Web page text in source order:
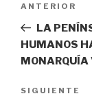
entradas
Entrada
anterior:
ANTERIOR
LA
HUMANOS
MONARQUÍA
Siguiente
SIGUIENTE